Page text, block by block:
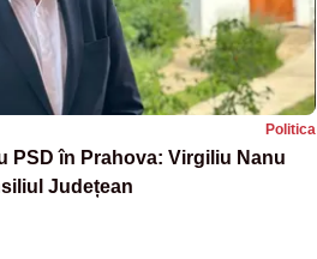
Politica
PSD în Prahova: Virgiliu Nanu
Județean